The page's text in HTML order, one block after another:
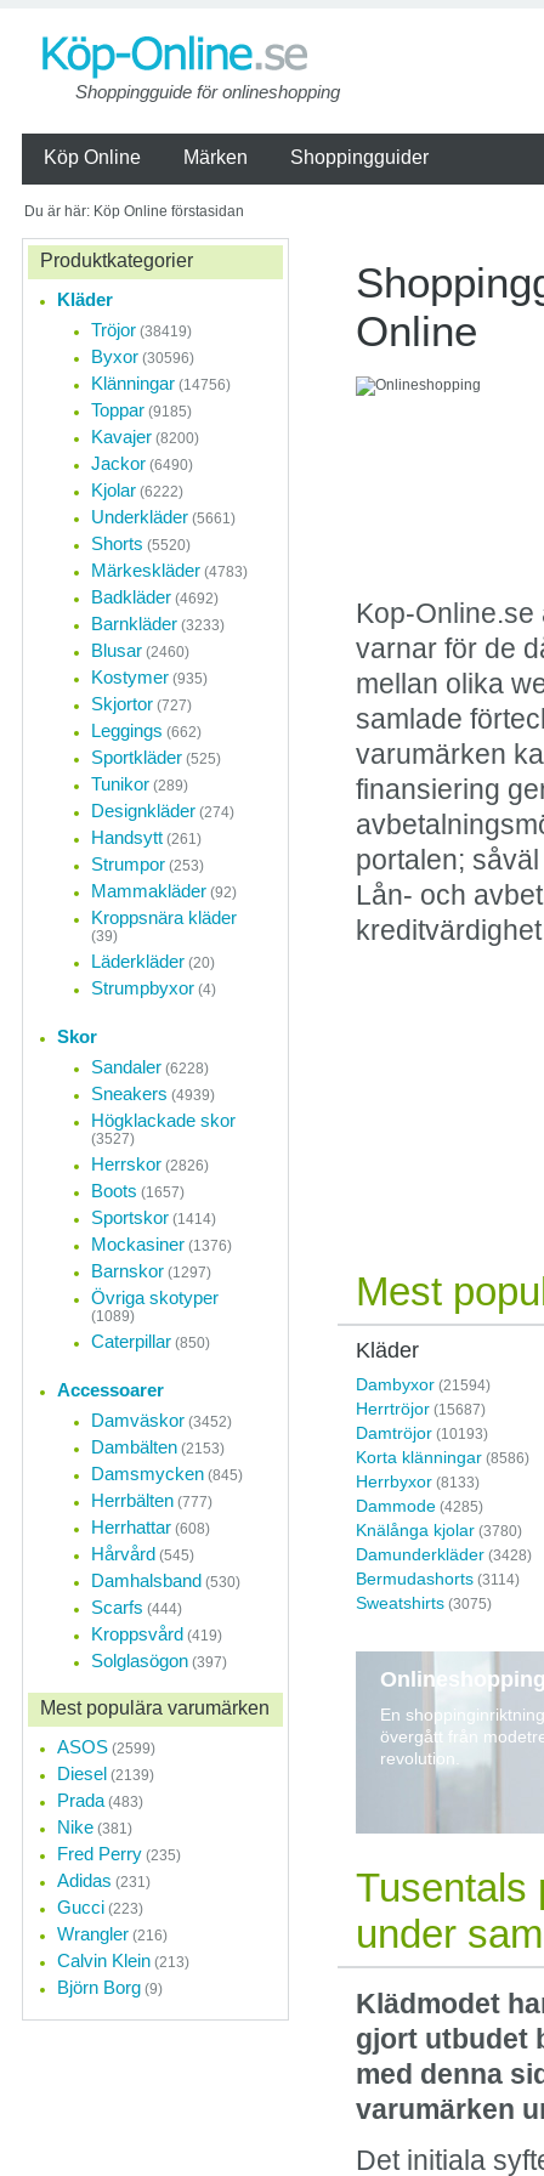
Shoppingguide för onlineshopping
Köp Online Märken Shoppingguider
Du är här: Köp Online förstasidan
Online
Kop-
varnar för de
mellan olika
samlade
varumärken
finansiering
portalen;
Lån- och
Mest
Kläder
Dambyxor (21594)
Herrtröjor (15687)
Damtröjor (10193)
Korta klänningar (8586)
Herrbyxor (8133)
Dammode (4285)
Knälånga kjolar (3780)
Damunderkläder (3428)
Bermudashorts (3114)
Sweatshirts (3075)
En
övergått från
revolution.
Tusentals
under
Klädmodet
gjort utbudet
med denna
varumärken
Det initiala
Produktkategorier
Kläder
Tröjor (38419)
Byxor (30596)
Klänningar (14756)
Toppar (9185)
Kavajer (8200)
Jackor (6490)
Kjolar (6222)
Underkläder (5661)
Shorts (5520)
Märkeskläder (4783)
Badkläder (4692)
Barnkläder (3233)
Blusar (2460)
Kostymer (935)
Skjortor (727)
Leggings (662)
Sportkläder (525)
Tunikor (289)
Designkläder (274)
Handsytt (261)
Strumpor (253)
Mammakläder (92)
Kroppsnära kläder
(39)
Läderkläder (20)
Strumpbyxor (4)
Skor
Sandaler (6228)
Sneakers (4939)
Högklackade skor
(3527)
Herrskor (2826)
Boots (1657)
Sportskor (1414)
Mockasiner (1376)
Barnskor (1297)
Övriga skotyper
(1089)
Caterpillar (850)
Accessoarer
Damväskor (3452)
Dambälten (2153)
Damsmycken (845)
Herrbälten (777)
Herrhattar (608)
Hårvård (545)
Damhalsband (530)
Scarfs (444)
Kroppsvård (419)
Solglasögon (397)
Mest populära varumärken
ASOS (2599)
Diesel (2139)
Prada (483)
Nike (381)
Fred Perry (235)
Adidas (231)
Gucci (223)
Wrangler (216)
Calvin Klein (213)
Björn Borg (9)